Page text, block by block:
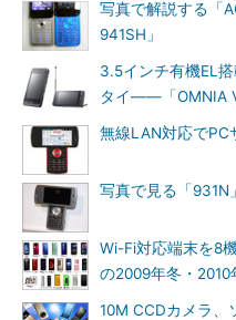
写真で解説する「
941SH」
3.5インチ有機EL
タイ――「OMNIA
無線LAN対応で
写真で見る「931N」
Wi-Fi対応端末を8
の2009年冬・
10M CCDカメラ、